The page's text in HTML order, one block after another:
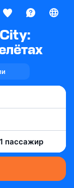
1 пассажир